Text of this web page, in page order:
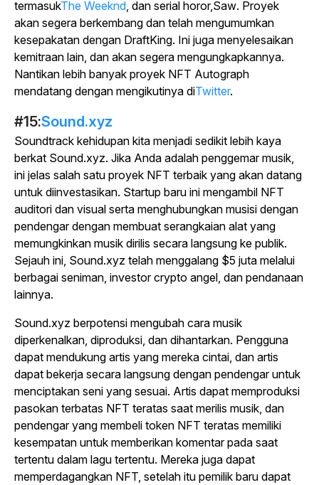
termasukThe Weeknd, dan serial horor,Saw. Proyek
akan segera berkembang dan telah mengumumkan
kesepakatan dengan DraftKing. Ini juga menyelesaikan
kemitraan lain, dan akan segera mengungkapkannya.
Nantikan lebih banyak proyek NFT Autograph
mendatang dengan mengikutinya diTwitter.
#15:Sound.xyz
Soundtrack kehidupan kita menjadi sedikit lebih kaya
berkat Sound.xyz. Jika Anda adalah penggemar musik,
ini jelas salah satu proyek NFT terbaik yang akan datang
untuk diinvestasikan. Startup baru ini mengambil NFT
auditori dan visual serta menghubungkan musisi dengan
pendengar dengan membuat serangkaian alat yang
memungkinkan musik dirilis secara langsung ke publik.
Sejauh ini, Sound.xyz telah menggalang $5 juta melalui
berbagai seniman, investor crypto angel, dan pendanaan
lainnya.
Sound.xyz berpotensi mengubah cara musik
diperkenalkan, diproduksi, dan dihantarkan. Pengguna
dapat mendukung artis yang mereka cintai, dan artis
dapat bekerja secara langsung dengan pendengar untuk
menciptakan seni yang sesuai. Artis dapat memproduksi
pasokan terbatas NFT teratas saat merilis musik, dan
pendengar yang membeli token NFT teratas memiliki
kesempatan untuk memberikan komentar pada saat
tertentu dalam lagu tertentu. Mereka juga dapat
memperdagangkan NFT, setelah itu pemilik baru dapat